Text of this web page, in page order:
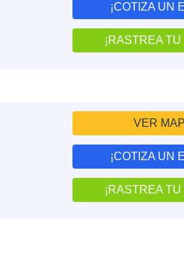
¡COTIZA UN
¡RASTREA
VER
¡COTIZA UN
¡RASTREA